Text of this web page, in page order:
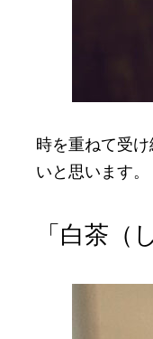
時を重ねて受
いと思います。
「白茶